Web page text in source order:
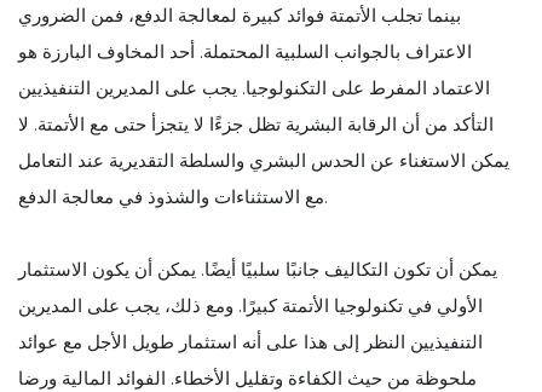
بينما تجلب الأتمتة فوائد كبيرة لمعالجة الدفع، فمن الضروري
الاعتراف بالجوانب السلبية المحتملة. أحد المخاوف البارزة هو
الاعتماد المفرط على التكنولوجيا. يجب على المديرين التنفيذيين
التأكد من أن الرقابة البشرية تظل جزءًا لا يتجزأ حتى مع الأتمتة. لا
يمكن الاستغناء عن الحدس البشري والسلطة التقديرية عند التعامل
مع الاستثناءات والشذوذ في معالجة الدفع.
يمكن أن تكون التكاليف جانبًا سلبيًا أيضًا. يمكن أن يكون الاستثمار
الأولي في تكنولوجيا الأتمتة كبيرًا. ومع ذلك، يجب على المديرين
التنفيذيين النظر إلى هذا على أنه استثمار طويل الأجل مع عوائد
ملحوظة من حيث الكفاءة وتقليل الأخطاء. الفوائد المالية ورضا